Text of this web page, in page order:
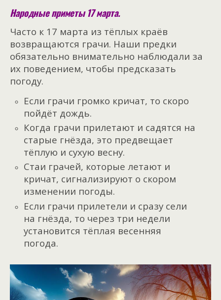
Народные приметы 17 марта.
Часто к 17 марта из тёплых краёв
возвращаются грачи. Наши предки
обязательно внимательно наблюдали за
их поведением, чтобы предсказать
погоду.
Если грачи громко кричат, то скоро
пойдёт дождь.
Когда грачи прилетают и садятся на
старые гнёзда, это предвещает
тёплую и сухую весну.
Стаи грачей, которые летают и
кричат, сигнализируют о скором
изменении погоды.
Если грачи прилетели и сразу сели
на гнёзда, то через три недели
установится тёплая весенняя
погода.